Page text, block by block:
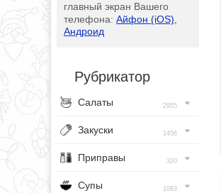
главный экран Вашего
телефона: Айфон (iOS)
Андроид
Рубрикатор
Салаты 2955
Закуски 1456
Приправы 320
Супы 1083